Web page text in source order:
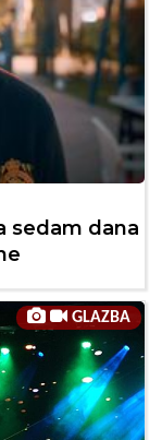
sedam dana
GLAZBA